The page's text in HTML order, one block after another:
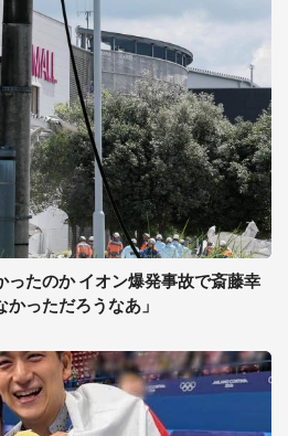
ったのか イオン爆発事故で斎藤幸
っただろうなあ」